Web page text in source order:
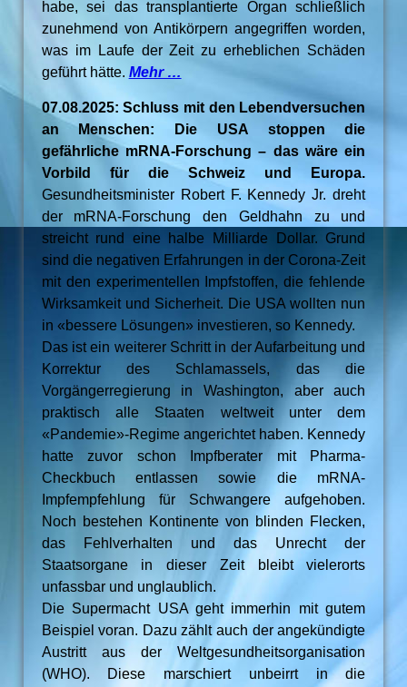
habe, sei das transplantierte Organ schließlich
zunehmend von Antikörpern angegriffen worden,
was im Laufe der Zeit zu erheblichen Schäden
geführt hätte. Mehr …
07.08.2025: Schluss mit den Lebendversuchen
an Menschen: Die USA stoppen die
gefährliche mRNA-Forschung – das wäre ein
Vorbild für die Schweiz und Europa.
Gesundheitsminister Robert F. Kennedy Jr. dreht
der mRNA-Forschung den Geldhahn zu und
streicht rund eine halbe Milliarde Dollar. Grund
sind die negativen Erfahrungen in der Corona-Zeit
mit den experimentellen Impfstoffen, die fehlende
Wirksamkeit und Sicherheit. Die USA wollten nun
in «bessere Lösungen» investieren, so Kennedy.
Das ist ein weiterer Schritt in der Aufarbeitung und
Korrektur des Schlamassels, das die
Vorgängerregierung in Washington, aber auch
praktisch alle Staaten weltweit unter dem
«Pandemie»-Regime angerichtet haben. Kennedy
hatte zuvor schon Impfberater mit Pharma-
Checkbuch entlassen sowie die mRNA-
Impfempfehlung für Schwangere aufgehoben.
Noch bestehen Kontinente von blinden Flecken,
das Fehlverhalten und das Unrecht der
Staatsorgane in dieser Zeit bleibt vielerorts
unfassbar und unglaublich.
Die Supermacht USA geht immerhin mit gutem
Beispiel voran. Dazu zählt auch der angekündigte
Austritt aus der Weltgesundheitsorganisation
(WHO). Diese marschiert unbeirrt in die